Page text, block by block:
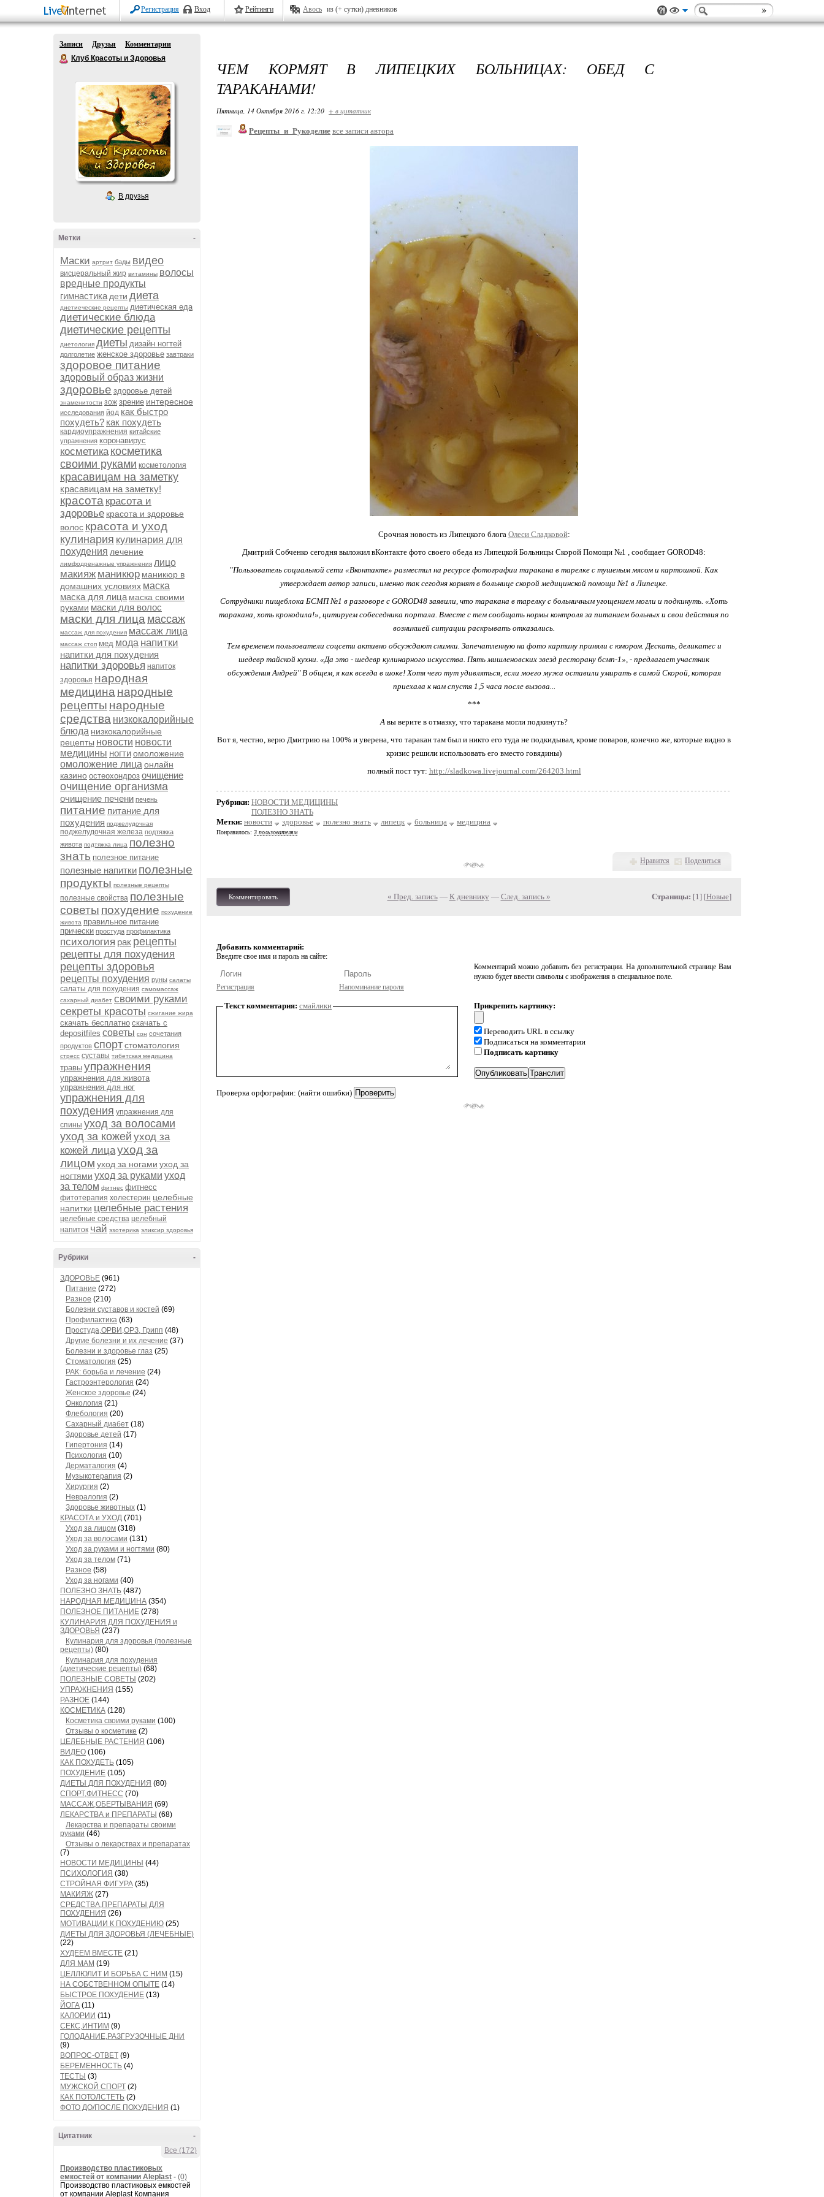
Регистрация Вход Рейтинги Авось из (+ сутки) дневников
Записи Друзья
Комментарии
Клуб Красоты и Здоровья
В друзья
-
Метки
Маски артрит бады видео
висцеральный жир витамины волосы
вредные продукты
гимнастика дети диета
диетиеческие рецепты диетическая еда
диетические блюда
диетические рецепты
диетология диеты дизайн ногтей
долголетие женское здоровье завтраки
здоровое питание
здоровый образ жизни
здоровье здоровье детей
знаменитости зож зрение интересное
исследования йод как быстро
похудеть? как похудеть
кардиоупражнения китайские
упражнения коронавирус
косметика косметика
своими руками косметология
красавицам на заметку
красавицам на заметку!
красота красота и
здоровье красота и здоровье
волос красота и уход
кулинария кулинария для
похудения лечение
лимфодренажные упражнения лицо
макияж маникюр маникюр в
домашних условиях маска
маска для лица маска своими
руками маски для волос
маски для лица массаж
массаж для похудения массаж лица
массаж стоп мед мода напитки
напитки для похудения
напитки здоровья напиток
здоровья народная
медицина народные
рецепты народные
средства низкокалорийные
блюда низкокалорийные
рецепты новости новости
медицины ногтиомоложение
омоложение лица онлайн
казино остеохондроз очищение
очищение организма
очищение печени печень
питание питание для
похудения поджелудочная
поджелудочная железа подтяжка
живота подтяжка лица полезно
знать полезное питание
полезные напитки полезные
продукты полезные рецепты
полезные свойства полезные
советы похудение похудение
живота правильное питание
прически простуда профилактика
психология рак рецепты
рецепты для похудения
рецепты здоровья
рецепты похудения руны салаты
салаты для похудения самомассаж
сахарный диабет своими руками
секреты красоты сжигание жира
скачать бесплатно скачать с
depositfiles советы сон сочетания
продуктов спортстоматология
стресс суставы тибетская медицина
травы упражнения
упражнения для живота
упражнения для ног
упражнения для
похудения упражнения для
спины уход за волосами
уход за кожей уход за
кожей лицауход за
лицом уход за ногами уход за
ногтями уход за руками уход
за телом фитнес фитнесс
фитотерапия холестерин целебные
напитки целебные растения
целебные средства целебный
напиток чай эзотерика эликсир здоровья
-
Рубрики
ЗДОРОВЬЕ (961)
Питание (272)
Разное (210)
Болезни суставов и костей (69)
Профилактика (63)
Простуда,ОРВИ,ОРЗ, Грипп (48)
Другие болезни и их лечение (37)
Болезни и здоровье глаз (25)
Стоматология (25)
РАК: борьба и лечение (24)
Гастроэнтерология (24)
Женское здоровье (24)
Онкология (21)
Флебология (20)
Сахарный диабет (18)
Здоровье детей (17)
Гипертония (14)
Психология (10)
Дерматалогия (4)
Музыкотерапия (2)
Хирургия (2)
Невралогия (2)
Здоровье животных (1)
КРАСОТА и УХОД (701)
Уход за лицом (318)
Уход за волосами (131)
Уход за руками и ногтями (80)
Уход за телом (71)
Разное (58)
Уход за ногами (40)
ПОЛЕЗНО ЗНАТЬ (487)
НАРОДНАЯ МЕДИЦИНА (354)
ПОЛЕЗНОЕ ПИТАНИЕ (278)
КУЛИНАРИЯ ДЛЯ ПОХУДЕНИЯ и
ЗДОРОВЬЯ (237)
Кулинария для здоровья (полезные
рецепты) (80)
Кулинария для похудения
(диетические рецепты) (68)
ПОЛЕЗНЫЕ СОВЕТЫ (202)
УПРАЖНЕНИЯ (155)
РАЗНОЕ (144)
КОСМЕТИКА (128)
Косметика своими руками (100)
Отзывы о косметике (2)
ЦЕЛЕБНЫЕ РАСТЕНИЯ (106)
ВИДЕО (106)
КАК ПОХУДЕТЬ (105)
ПОХУДЕНИЕ (105)
ДИЕТЫ ДЛЯ ПОХУДЕНИЯ (80)
СПОРТ,ФИТНЕСС (70)
МАССАЖ,ОБЕРТЫВАНИЯ (69)
ЛЕКАРСТВА и ПРЕПАРАТЫ (68)
Лекарства и препараты своими
руками (46)
Отзывы о лекарствах и препаратах
(7)
НОВОСТИ МЕДИЦИНЫ (44)
ПСИХОЛОГИЯ (38)
СТРОЙНАЯ ФИГУРА (35)
МАКИЯЖ (27)
СРЕДСТВА,ПРЕПАРАТЫ ДЛЯ
ПОХУДЕНИЯ (26)
МОТИВАЦИИ К ПОХУДЕНИЮ (25)
ДИЕТЫ ДЛЯ ЗДОРОВЬЯ (ЛЕЧЕБНЫЕ)
(22)
ХУДЕЕМ ВМЕСТЕ (21)
ДЛЯ МАМ (19)
ЦЕЛЛЮЛИТ И БОРЬБА С НИМ (15)
НА СОБСТВЕННОМ ОПЫТЕ (14)
БЫСТРОЕ ПОХУДЕНИЕ (13)
ЙОГА (11)
КАЛОРИИ (11)
СЕКС,ИНТИМ (9)
ГОЛОДАНИЕ,РАЗГРУЗОЧНЫЕ ДНИ
(9)
ВОПРОС-ОТВЕТ (9)
БЕРЕМЕННОСТЬ (4)
ТЕСТЫ (3)
МУЖСКОЙ СПОРТ (2)
КАК ПОТОЛСТЕТЬ (2)
ФОТО ДО/ПОСЛЕ ПОХУДЕНИЯ (1)
-
Цитатник
Все (172)
Производство пластиковых
емкостей от компании Aleplast - (0)
Производство пластиковых емкостей
от компании Aleplast Компания
ЧЕМ КОРМЯТ В ЛИПЕЦКИХ БОЛЬНИЦАХ: ОБЕД С
ТАРАКАНАМИ!
Пятница, 14 Октября 2016 г. 12:20 + в цитатник
Рецепты_и_Рукоделие все записи автора
Срочная новость из Липецкого блога Олеси Сладковой:
Дмитрий Собченко сегодня выложил вКонтакте фото своего обеда из Липецкой Больницы Скорой Помощи №1 , сообщает GOROD48:
"Пользователь социальной сети «Вконтакте» разместил на ресурсе фотографии таракана в тарелке с тушеным мясом и картошкой. Как
утверждает автор записи, именно так сегодня кормят в больнице скорой медицинской помощи №1 в Липецке.
Сотрудники пищеблока БСМП №1 в разговоре с GOROD48 заявили, что таракана в тарелку с больничным угощением могли и подкинуть. «Хоть
таракана, хоть крокодила!», цитируем собеседника портала. Вместе с тем сообщать нормы контроля за питанием больных и свои действия по
возникшей ситуации раскрывать отказались.
Тем временем пользователи соцсети активно обсуждают снимки. Запечатленную на фото картину приняли с юмором. Дескать, деликатес и
шедевр тайской кухни. «Да это - шедевр кулинарного искусства. Пять мишленовских звезд ресторану бсмп-1», - предлагает участник
обсуждения Андрей" В общем, я как всегда в шоке! Хотя чего тут удивляться, если моего мужа оставили умирать в самой Скорой, которая
приехала к нам спустя 1,5 часа после вызова...
***
А вы верите в отмазку, что таракана могли подкинуть?
Вот я, честно, верю Дмитрию на 100% и уверена, что таракан там был и никто его туда не подкидывал, кроме поваров, конечно же, которые видно в
кризис решили использовать его вместо говядины)
полный пост тут: http://sladkowa.livejournal.com/264203.html
Рубрики: НОВОСТИ МЕДИЦИНЫ
ПОЛЕЗНО ЗНАТЬ
Метки: новости здоровье полезно знать липецк больница медицина
Понравилось: 3 пользователям
Нравится Поделиться
Комментировать « Пред. запись— К дневнику — След. запись » Страницы: [1] [Новые]
Добавить комментарий:
Введите свое имя и пароль на сайте:
Регистрация Напоминание пароля
Комментарий можно добавить без регистрации. На дополнительной странице Вам
нужно будет ввести символы с изображения в специальное поле.
Текст комментария: смайлики
Проверка орфографии: (найти ошибки)
Прикрепить картинку:
Переводить URL в ссылку
Подписаться на комментарии
Подписать картинку